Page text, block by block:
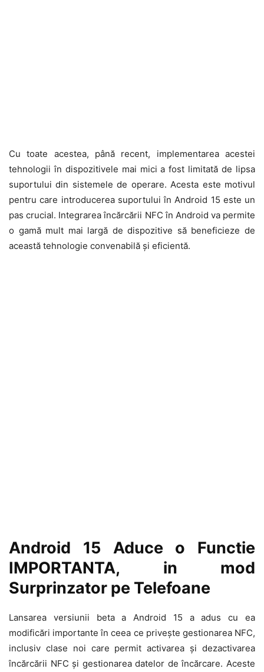
Cu toate acestea, până recent, implementarea acestei
tehnologii în dispozitivele mai mici a fost limitată de lipsa
suportului din sistemele de operare. Acesta este motivul
pentru care introducerea suportului în Android 15 este un
pas crucial. Integrarea încărcării NFC în Android va permite
o gamă mult mai largă de dispozitive să beneficieze de
această tehnologie convenabilă și eficientă.
Android 15 Aduce o Functie
IMPORTANTA, in mod
Surprinzator pe Telefoane
Lansarea versiunii beta a Android 15 a adus cu ea
modificări importante în ceea ce privește gestionarea NFC,
inclusiv clase noi care permit activarea și dezactivarea
încărcării NFC și gestionarea datelor de încărcare. Aceste